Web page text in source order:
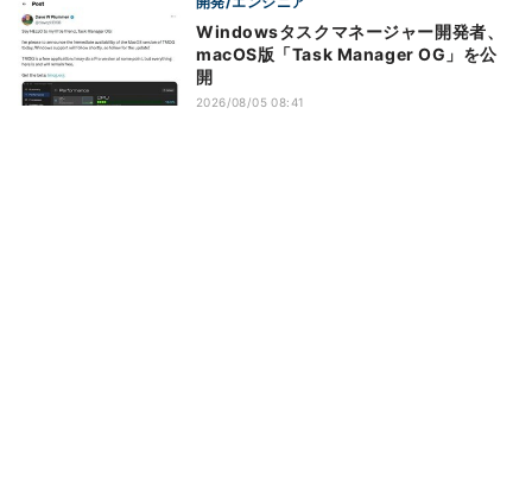
Windowsタスクマネージャー開発者、
macOS版「Task Manager OG」を公
開
2026/08/05 08:41